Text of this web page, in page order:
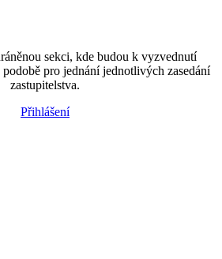
sekci, kde budou k vyzvednutí
pro jednání jednotlivých zasedání
zastupitelstva.
Přihlášení